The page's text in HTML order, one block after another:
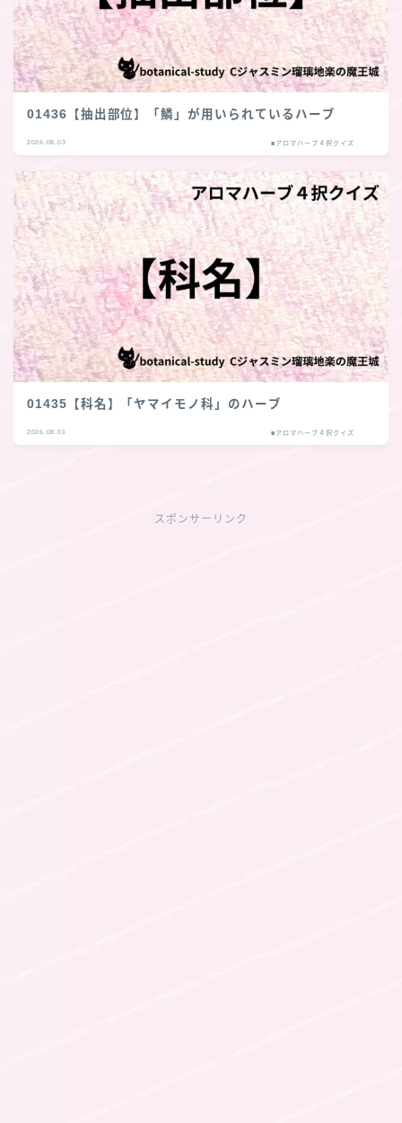
01436【抽出部位】「鱗」が用いられているハーブ
2026.08.03 ■アロマハーブ４択クイズ
01435【科名】「ヤマイモノ科」のハーブ
2026.08.01 ■アロマハーブ４択クイズ
スポンサーリンク